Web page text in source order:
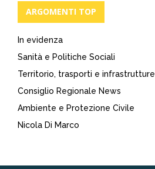
ARGOMENTI TOP
In evidenza
Sanità e Politiche Sociali
Territorio, trasporti e infrastrutture
Consiglio Regionale News
Ambiente e Protezione Civile
Nicola Di Marco